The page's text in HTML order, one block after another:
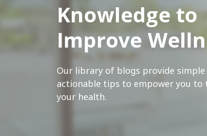
Knowledge
Improve
Our library of blogs provide
actionable tips to empower you
your health.